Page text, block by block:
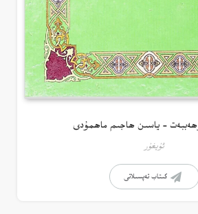
– ياسىن ھاجىم ماھمۇدى
ئۇيغۇر
كىتاب تەپسىلاتى